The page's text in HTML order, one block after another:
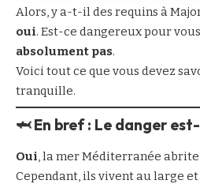
Alors, y a-t-il des requins à
oui. Est-ce dangereux pour
absolument pas.
Voici tout ce que vous devez
tranquille.
🦈 En bref : Le danger
Oui, la mer Méditerranée abrite
Cependant, ils vivent au large